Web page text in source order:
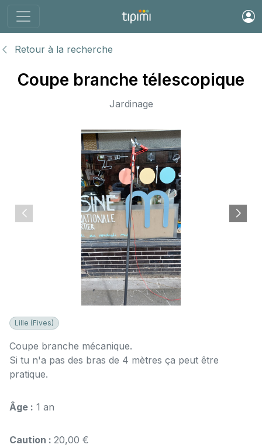
Retour à la recherche
Coupe branche télescopique
Jardinage
Lille (Fives)
Coupe branche mécanique.
Si tu n'a pas des bras de 4 mètres ça peut être
pratique.
Âge : 1 an
Caution : 20,00 €